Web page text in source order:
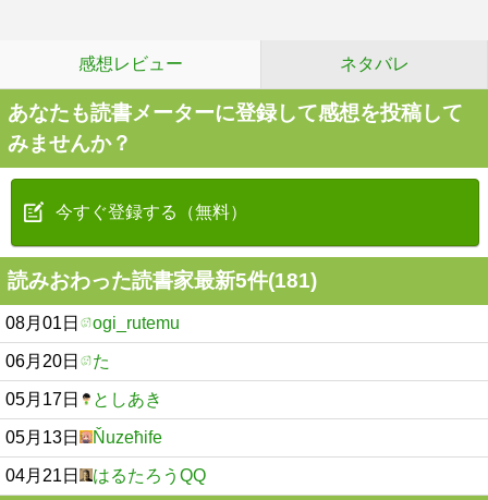
感想レビュー ネタバレ
あなたも読書メーターに登録して感想を投稿して
みませんか？
今すぐ登録する（無料）
読みおわった読書家最新5件(181)
08月01日 ogi_rutemu
06月20日 た
05月17日 としあき
05月13日 Ňuzeħife
04月21日 はるたろうQQ